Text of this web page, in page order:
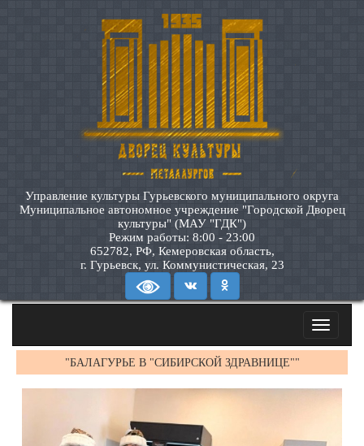
Управление культуры Гурьевского муниципального округа
Муниципальное автономное учреждение "Городской Дворец
культуры" (МАУ "ГДК")
Режим работы: 8:00 - 23:00
652782, РФ, Кемеровская область,
г. Гурьевск, ул. Коммунистическая, 23
Toggle
"БАЛАГУРЬЕ В "СИБИРСКОЙ ЗДРАВНИЦЕ""